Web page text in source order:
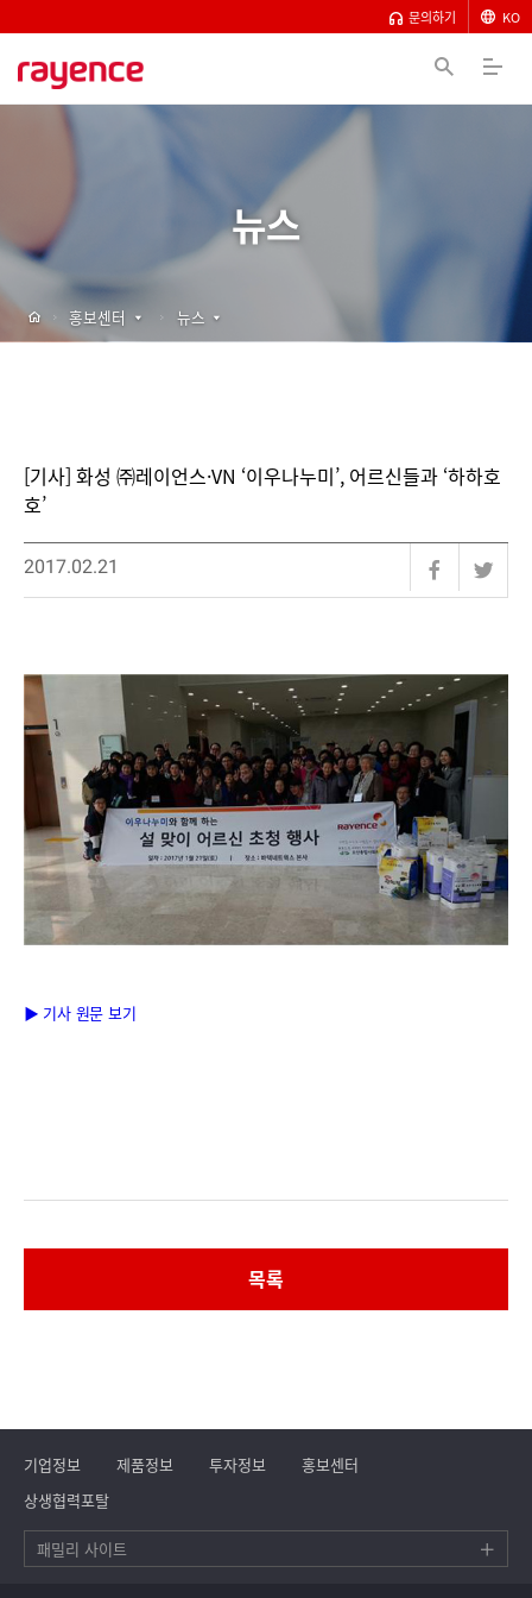
문의하기 KO
뉴스
[기사] 화성 ㈜레이언스·VN ‘이우나누미’, 어르신들과 ‘하하호
호’
2017.02.21
▶ 기사 원문 보기
목록
기업정보 제품정보 투자정보
홍보센터
상생협력포탈
패밀리 사이트